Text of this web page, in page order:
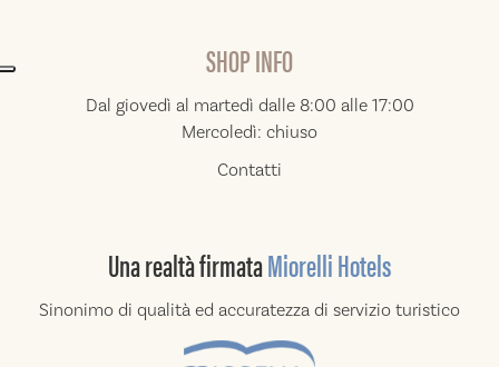
SHOP INFO
Dal giovedì al martedì dalle 8:00 alle 17:00
Mercoledì: chiuso
Contatti
Una realtàfirmataMiorelli Hotels
Sinonimo di qualità ed accuratezza di servizio turistico